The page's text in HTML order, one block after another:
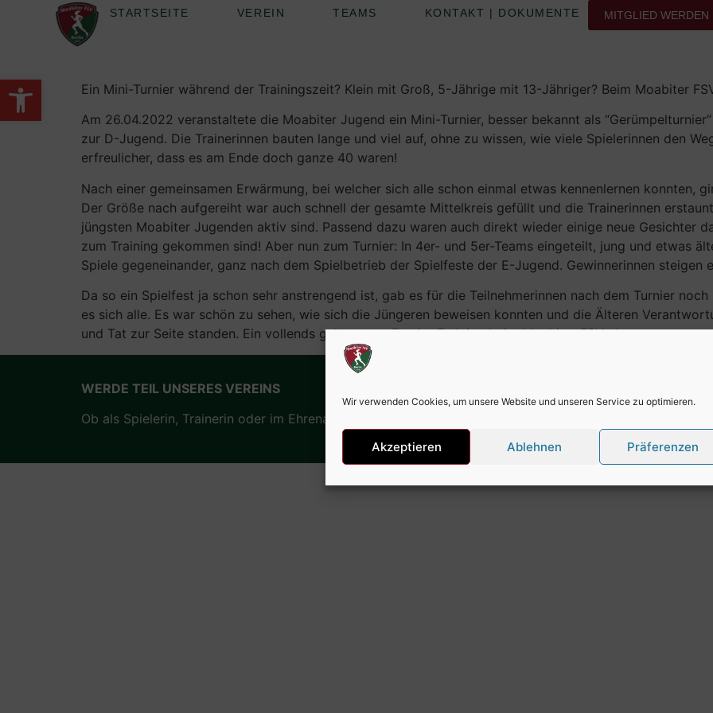
Werkzeugleiste öffnen
Wir verwenden Cookies, um unsere Website und unseren Service zu optimieren.
Akzeptieren Ablehnen Präferenzen
STARTSEITE VEREIN TEAMS KONTAKT | DOKUMENTE MITGLIED WERDEN
Ein Mini-Turnier während der Trainingszeit? Klein mit Groß, 5-Jährige mit 13-Jähriger? Beim Moabiter
Am 26.04.2022 veranstaltete die Moabiter Jugend ein Mini-Turnier, besser bekannt als
zur D-Jugend. Die Trainerinnen bauten lange und viel auf, ohne zu wissen, wie viele Spielerinnen den
erfreulicher, dass es am Ende doch ganze 40 waren!
Nach einer gemeinsamen Erwärmung, bei welcher sich alle schon einmal etwas kennenlernen konnten,
Der Größe nach aufgereiht war auch schnell der gesamte Mittelkreis gefüllt und die Trainerinnen
jüngsten Moabiter Jugenden aktiv sind. Passend dazu waren auch direkt wieder einige neue Gesichter
zum Training gekommen sind! Aber nun zum Turnier: In 4er- und 5er-Teams eingeteilt, jung und etwas
Spiele gegeneinander, ganz nach dem Spielbetrieb der Spielfeste der E-Jugend. Gewinnerinnen steigen
Da so ein Spielfest ja schon sehr anstrengend ist, gab es für die Teilnehmerinnen nach dem Turnier
es sich alle. Es war schön zu sehen, wie sich die Jüngeren beweisen konnten und die Älteren
und Tat zur Seite standen. Ein vollends gelungenes Turnier-Training beim Moabiter FSV eben…
WERDE TEIL UNSERES VEREINS
Ob als Spielerin, Trainerin oder im Ehrenamt – bei uns zählt jede Unterstützung.